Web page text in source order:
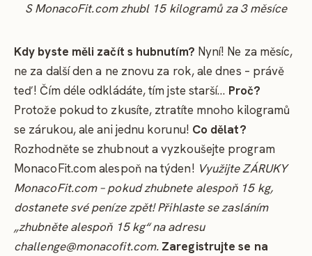
S MonacoFit.com zhubl 15 kilogramů za 3 měsíce
Kdy byste měli začít s hubnutím? Nyní! Ne za měsíc,
ne za další den a ne znovu za rok, ale dnes – právě
teď! Čím déle odkládáte, tím jste starší… Proč?
Protože pokud to zkusíte, ztratíte mnoho kilogramů
se zárukou, ale ani jednu korunu! Co dělat?
Rozhodněte se zhubnout a vyzkoušejte program
MonacoFit.com alespoň na týden! Využijte ZÁRUKY
MonacoFit.com – pokud zhubnete alespoň 15 kg,
dostanete své peníze zpět! Přihlaste se zasláním
„zhubněte alespoň 15 kg“ na adresu
challenge@monacofit.com. Zaregistrujte se na